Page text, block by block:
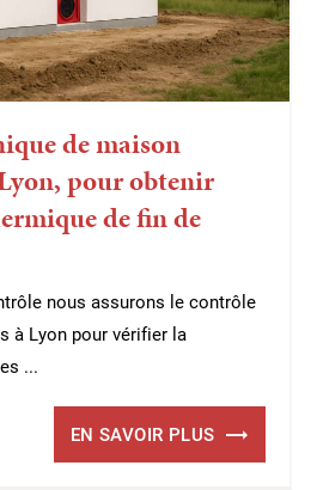
de maison
pour obtenir
de fin de
nous assurons le contrôle
à Lyon pour vérifier la
...
EN SAVOIR PLUS